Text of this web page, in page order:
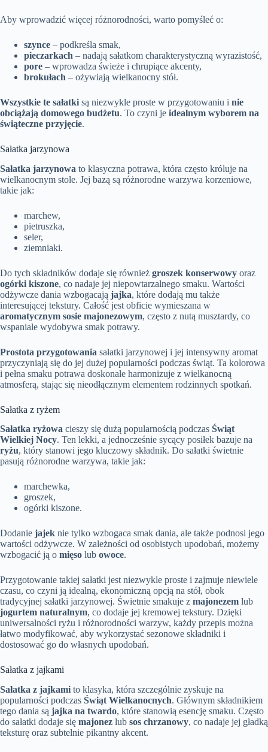
Aby wprowadzić więcej różnorodności, warto pomyśleć o:
szynce – podkreśla smak,
pieczarkach – nadają sałatkom charakterystyczną wyrazistość,
pore – wprowadza świeże i chrupiące akcenty,
brokułach – ożywiają wielkanocny stół.
Wszystkie te sałatki są niezwykle proste w przygotowaniu i nie
obciążają domowego budżetu. To czyni je idealnym wyborem na
świąteczne przyjęcie.
Sałatka jarzynowa
Sałatka jarzynowa to klasyczna potrawa, która często króluje na
wielkanocnym stole. Jej bazą są różnorodne warzywa korzeniowe,
takie jak:
marchew,
pietruszka,
seler,
ziemniaki.
Do tych składników dodaje się również groszek konserwowy oraz
ogórki kiszone, co nadaje jej niepowtarzalnego smaku. Wartości
odżywcze dania wzbogacają jajka, które dodają mu także
interesującej tekstury. Całość jest obficie wymieszana w
aromatycznym sosie majonezowym, często z nutą musztardy, co
wspaniale wydobywa smak potrawy.
Prostota przygotowania sałatki jarzynowej i jej intensywny aromat
przyczyniają się do jej dużej popularności podczas świąt. Ta kolorowa
i pełna smaku potrawa doskonale harmonizuje z wielkanocną
atmosferą, stając się nieodłącznym elementem rodzinnych spotkań.
Sałatka z ryżem
Sałatka ryżowa cieszy się dużą popularnością podczas Świąt
Wielkiej Nocy. Ten lekki, a jednocześnie sycący posiłek bazuje na
ryżu, który stanowi jego kluczowy składnik. Do sałatki świetnie
pasują różnorodne warzywa, takie jak:
marchewka,
groszek,
ogórki kiszone.
Dodanie jajek nie tylko wzbogaca smak dania, ale także podnosi jego
wartości odżywcze. W zależności od osobistych upodobań, możemy
wzbogacić ją o mięso lub owoce.
Przygotowanie takiej sałatki jest niezwykle proste i zajmuje niewiele
czasu, co czyni ją idealną, ekonomiczną opcją na stół, obok
tradycyjnej sałatki jarzynowej. Świetnie smakuje z majonezem lub
jogurtem naturalnym, co dodaje jej kremowej tekstury. Dzięki
uniwersalności ryżu i różnorodności warzyw, każdy przepis można
łatwo modyfikować, aby wykorzystać sezonowe składniki i
dostosować go do własnych upodobań.
Sałatka z jajkami
Sałatka z jajkami to klasyka, która szczególnie zyskuje na
popularności podczas Świąt Wielkanocnych. Głównym składnikiem
tego dania są jajka na twardo, które stanowią esencję smaku. Często
do sałatki dodaje się majonez lub sos chrzanowy, co nadaje jej gładką
teksturę oraz subtelnie pikantny akcent.